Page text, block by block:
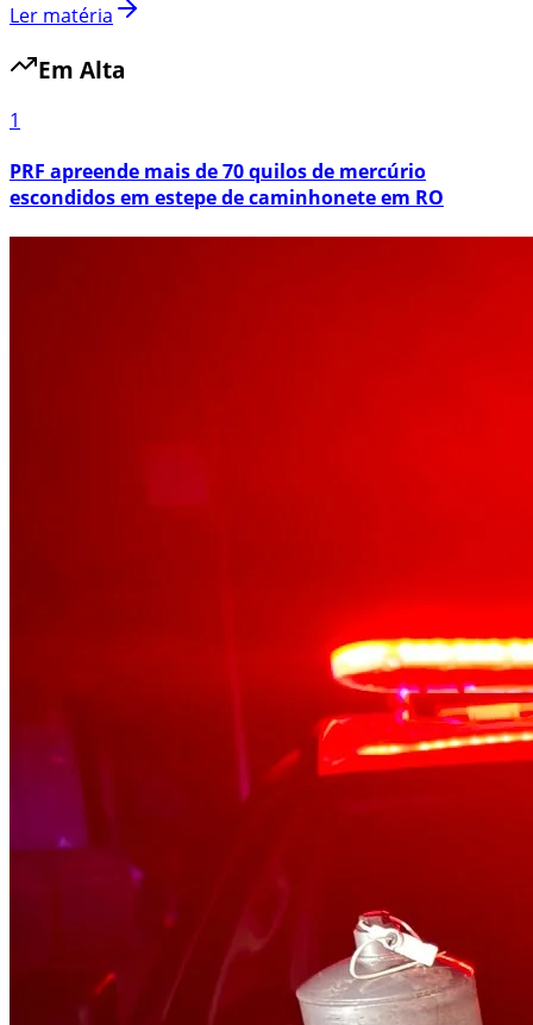
Ler matéria
Em Alta
1
PRF apreende mais de 70 quilos de mercúrio
escondidos em estepe de caminhonete em RO